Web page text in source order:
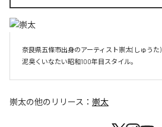
奈良県五條市出身のアーティスト崇太(しゅうた)
崇太の他のリリース： 崇太